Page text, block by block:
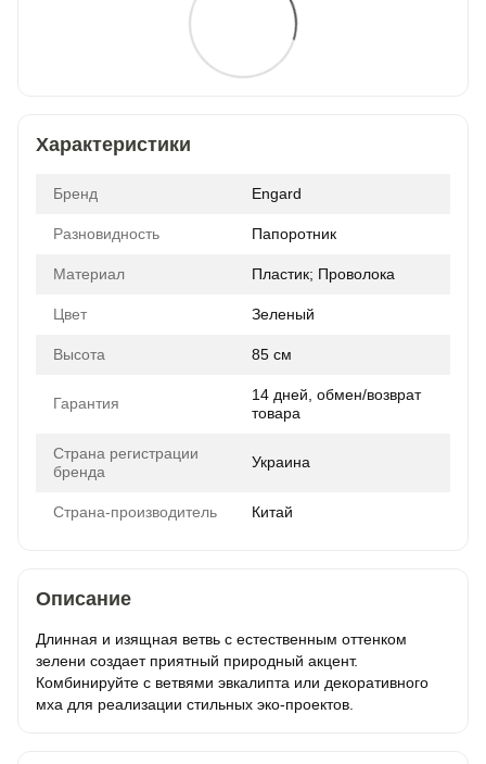
Характеристики
Бренд Engard
Разновидность Папоротник
Материал Пластик; Проволока
Цвет Зеленый
Высота 85 см
Гарантия
14 дней, обмен/возврат
товара
Страна регистрации
бренда
Украина
Страна-производитель Китай
Описание
Длинная и изящная ветвь с естественным оттенком
зелени создает приятный природный акцент.
Комбинируйте с ветвями эвкалипта или декоративного
мха для реализации стильных эко-проектов.